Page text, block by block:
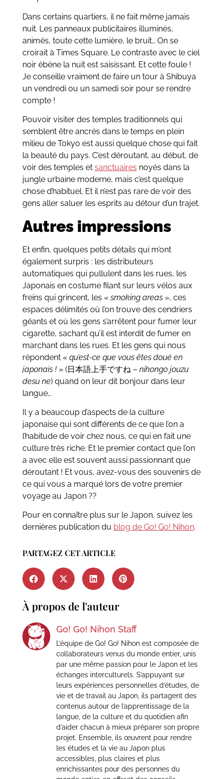
Dans certains quartiers, il ne fait même jamais
nuit. Les panneaux publicitaires illuminés,
animés, toute cette lumière, le bruit… On se
croirait à Times Square. Le contraste avec le ciel
noir ébène la nuit est saisissant. Et cette foule !
Je conseille vraiment de faire un tour à Shibuya
un vendredi ou un samedi soir pour se rendre
compte !
Pouvoir visiter des temples traditionnels qui
semblent être ancrés dans le temps en plein
milieu de Tokyo est aussi quelque chose qui fait
la beauté du pays. C’est déroutant, au début, de
voir des temples et sanctuaires noyés dans la
jungle urbaine moderne, mais c’est quelque
chose d’habituel. Et il n’est pas rare de voir des
gens aller saluer les esprits au détour d’un trajet.
Autres impressions
Et enfin, quelques petits détails qui m’ont
également surpris : les distributeurs
automatiques qui pullulent dans les rues, les
Japonais en costume filant sur leurs vélos aux
freins qui grincent, les «smoking areas», ces
espaces délimités où l’on trouve des cendriers
géants et où les gens s’arrêtent pour fumer leur
cigarette, sachant qu’il est interdit de fumer en
marchant dans les rues. Et les gens qui nous
répondent « qu’est-ce que vous êtes doué en
japonais !» (日本語上手ですね – nihongo jouzu
desu ne) quand on leur dit bonjour dans leur
langue…
Il y a beaucoup d’aspects de la culture
japonaise qui sont différents de ce que l’on a
l’habitude de voir chez nous, ce qui en fait une
culture très riche. Et le premier contact que l’on
a avec elle est souvent aussi passionnant que
déroutant ! Et vous, avez-vous des souvenirs de
ce qui vous a marqué lors de votre premier
voyage au Japon ??
Pour en connaître plus sur le Japon, suivez les
dernières publication du blog de Go! Go! Nihon.
PARTAGEZ CET ARTICLE
À propos de l'auteur
Go! Go! Nihon Staff
L’équipe de Go! Go! Nihon est composée de
collaborateurs venus du monde entier, unis
par une même passion pour le Japon et les
échanges interculturels. S’appuyant sur
leurs expériences personnelles d’études, de
vie et de travail au Japon, ils partagent des
contenus autour de l’apprentissage de la
langue, de la culture et du quotidien afin
d’aider chacun à mieux préparer son propre
projet. Ensemble, ils œuvrent pour rendre
les études et la vie au Japon plus
accessibles, plus claires et plus
enrichissantes pour des personnes du